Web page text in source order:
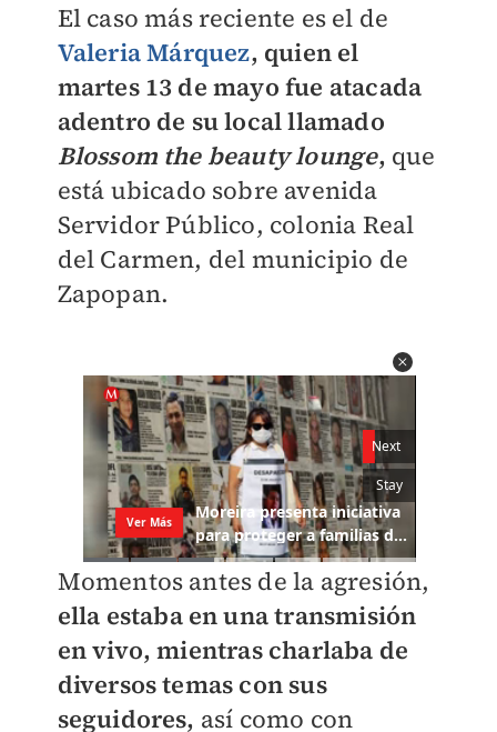
El caso más reciente es el de
Valeria Márquez, quien el
martes 13 de mayo fue atacada
adentro de su local llamado
Blossom the beauty lounge, que
está ubicado sobre avenida
Servidor Público, colonia Real
del Carmen, del municipio de
Zapopan.
Momentos antes de la agresión,
ella estaba en una transmisión
en vivo, mientras charlaba de
diversos temas con sus
seguidores, así como con